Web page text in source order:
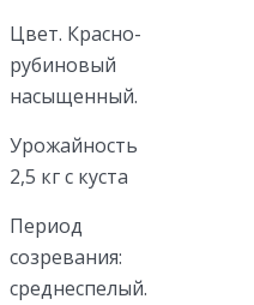
Цвет. Красно-
рубиновый
насыщенный.
Урожайность
2,5 кг с куста
Период
созревания:
среднеспелый.